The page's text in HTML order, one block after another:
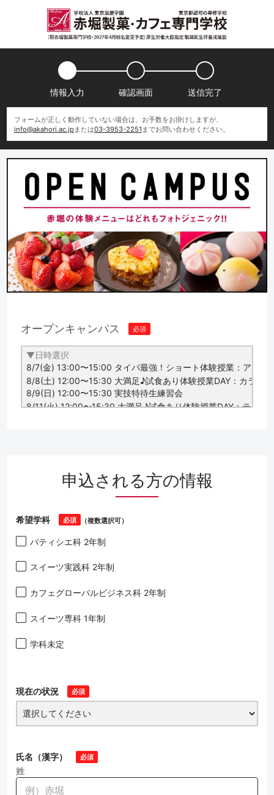
情報入力 確認画面 送信完了
フォームが正しく動作していない場合は、お手数をお掛けしますが、
info@akahori.ac.jpまたは03-3953-2251 までお問い合わせください。
オープンキャンパス 必須
申込される方の情報
希望学科 必須 （複数選択可）
パティシエ科 2年制
スイーツ実践科 2年制
カフェグローバルビジネス科 2年制
スイーツ専科 1年制
学科未定
現在の状況 必須
氏名（漢字） 必須
姓